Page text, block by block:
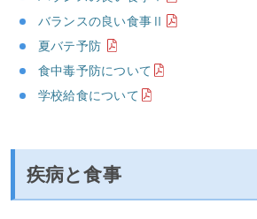
バランスの良い食事Ⅱ
夏バテ予防
食中毒予防について
学校給食について
疾病と食事